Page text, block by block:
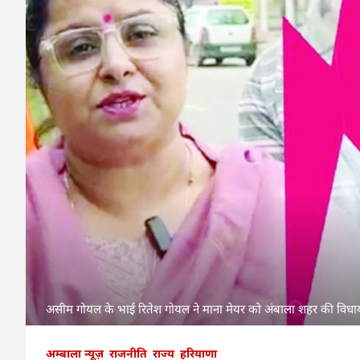
असीम गोयल के भाई रितेश गोयल ने माना मेयर को अंबाला शहर की
अम्बाला न्यूज़ राजनीति राज्य हरियाणा